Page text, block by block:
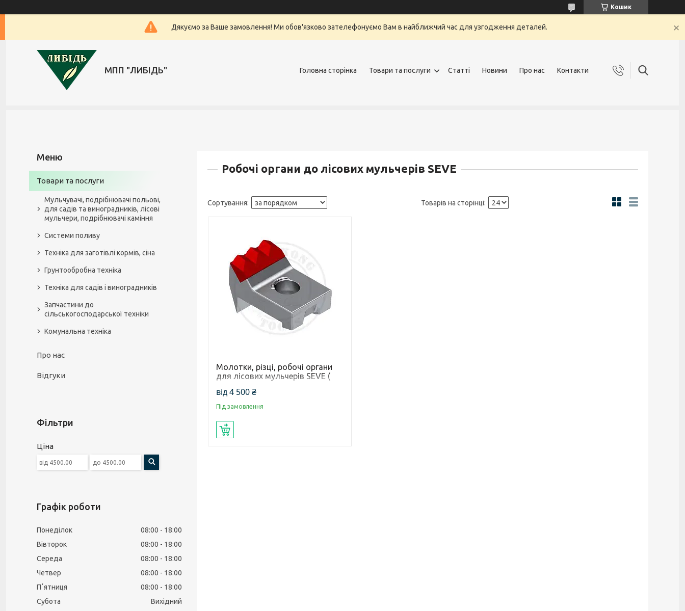
Кошик
Дякуємо за Ваше замовлення! Ми обов'язково зателефонуємо Вам в найближчий час для узгодження деталей.
МПП "ЛИБІДЬ" Головна сторінка Товари та послуги Статті Новини Про нас Контакти
Робочі органи до лісових мульчерів SEVE
Молотки, різці, робочі органи
для лісових мульчерів SEVE (
від 4 500 ₴
Під замовлення
Товари та послуги
Мульчувачі, подрібнювачі польові,
для садів та виноградників, лісові
мульчери, подрібнювачі каміння
Системи поливу
Техніка для заготівлі кормів, сіна
Грунтообробна техніка
Техніка для садів і виноградників
Запчастини до
сільськогосподарської техніки
Комунальна техніка
Про нас
Відгуки
Фільтри
Ціна
Графік роботи
Понеділок 08:00
18:00
Вівторок
08:00
18:00
Середа
08:00
18:00
Четвер
08:00
18:00
Пʼятниця
08:00
18:00
Субота
Вихідний